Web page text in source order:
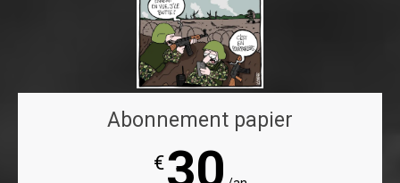
Abonnement papier
€30